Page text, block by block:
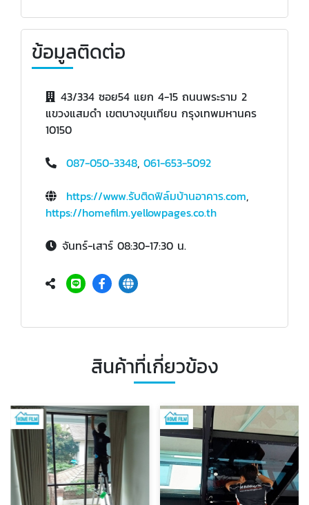
ข้อมูลติดต่อ
43/334 ซอย54 แยก 4-15 ถนนพระราม 2
แขวงแสมดำ เขตบางขุนเทียน กรุงเทพมหานคร
10150
087-050-3348, 061-653-5092
https://www.รับติดฟิล์มบ้านอาคาร.com,
https://homefilm.yellowpages.co.th
จันทร์-เสาร์ 08:30-17:30 น.
สินค้าที่เกี่ยวข้อง